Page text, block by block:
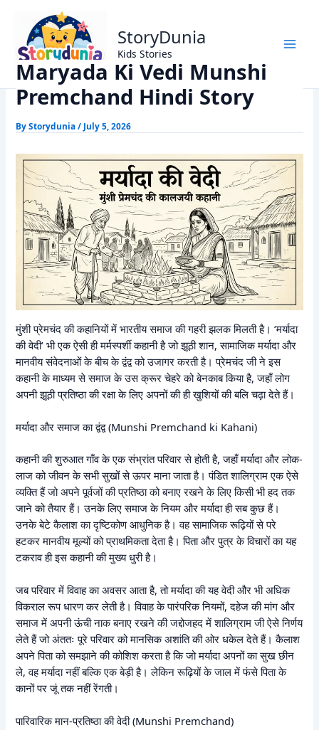
content
StoryDunia
Kids Stories
Home
Munshi Premchand Stories
Maryada Ki Vedi Munshi Premchand Hindi Story
Maryada Ki Vedi Munshi
Premchand Hindi Story
ByStorydunia/ July 5, 2026
मुंशी प्रेमचंद की कहानियों में भारतीय समाज की गहरी झलक मिलती है। ‘मर्यादा
की वेदी’ भी एक ऐसी ही मर्मस्पर्शी कहानी है जो झूठी शान, सामाजिक मर्यादा और
मानवीय संवेदनाओं के बीच के द्वंद्व को उजागर करती है। प्रेमचंद जी ने इस
कहानी के माध्यम से समाज के उस क्रूर चेहरे को बेनकाब किया है, जहाँ लोग
अपनी झूठी प्रतिष्ठा की रक्षा के लिए अपनों की ही खुशियों की बलि चढ़ा देते हैं।
मर्यादा और समाज का द्वंद्व (Munshi Premchand ki Kahani)
कहानी की शुरुआत गाँव के एक संभ्रांत परिवार से होती है, जहाँ मर्यादा और लोक-
लाज को जीवन के सभी सुखों से ऊपर माना जाता है। पंडित शालिग्राम एक ऐसे
व्यक्ति हैं जो अपने पूर्वजों की प्रतिष्ठा को बनाए रखने के लिए किसी भी हद तक
जाने को तैयार हैं। उनके लिए समाज के नियम और मर्यादा ही सब कुछ हैं।
उनके बेटे कैलाश का दृष्टिकोण आधुनिक है। वह सामाजिक रूढ़ियों से परे
हटकर मानवीय मूल्यों को प्राथमिकता देता है। पिता और पुत्र के विचारों का यह
टकराव ही इस कहानी की मुख्य धुरी है।
जब परिवार में विवाह का अवसर आता है, तो मर्यादा की यह वेदी और भी अधिक
विकराल रूप धारण कर लेती है। विवाह के पारंपरिक नियमों, दहेज की मांग और
समाज में अपनी ऊंची नाक बनाए रखने की जद्दोजहद में शालिग्राम जी ऐसे निर्णय
लेते हैं जो अंततः पूरे परिवार को मानसिक अशांति की ओर धकेल देते हैं। कैलाश
अपने पिता को समझाने की कोशिश करता है कि जो मर्यादा अपनों का सुख छीन
ले, वह मर्यादा नहीं बल्कि एक बेड़ी है। लेकिन रूढ़ियों के जाल में फंसे पिता के
कानों पर जूं तक नहीं रेंगती।
पारिवारिक मान-प्रतिष्ठा की वेदी (Munshi Premchand)